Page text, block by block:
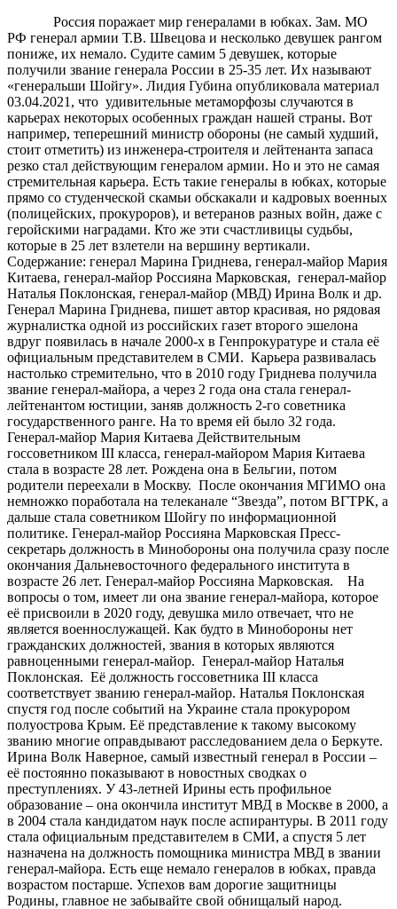
Россия поражает мир генералами в юбках. Зам. МО
РФ генерал армии Т.В. Швецова и несколько девушек рангом
пониже, их немало. Судите самим 5 девушек, которые
получили звание генерала России в 25-35 лет. Их называют
«генеральши Шойгу». Лидия Губина опубликовала материал
03.04.2021, что удивительные метаморфозы случаются в
карьерах некоторых особенных граждан нашей страны. Вот
например, теперешний министр обороны (не самый худший,
стоит отметить) из инженера-строителя и лейтенанта запаса
резко стал действующим генералом армии. Но и это не самая
стремительная карьера. Есть такие генералы в юбках, которые
прямо со студенческой скамьи обскакали и кадровых военных
(полицейских, прокуроров), и ветеранов разных войн, даже с
геройскими наградами. Кто же эти счастливицы судьбы,
которые в 25 лет взлетели на вершину вертикали.
Содержание: генерал Марина Гриднева, генерал-майор Мария
Китаева, генерал-майор Россияна Марковская, генерал-майор
Наталья Поклонская, генерал-майор (МВД) Ирина Волк и др.
Генерал Марина Гриднева, пишет автор красивая, но рядовая
журналистка одной из российских газет второго эшелона
вдруг появилась в начале 2000-х в Генпрокуратуре и стала её
официальным представителем в СМИ. Карьера развивалась
настолько стремительно, что в 2010 году Гриднева получила
звание генерал-майора, а через 2 года она стала генерал-
лейтенантом юстиции, заняв должность 2-го советника
государственного ранге. На то время ей было 32 года.
Генерал-майор Мария Китаева Действительным
госсоветником III класса, генерал-майором Мария Китаева
стала в возрасте 28 лет. Рождена она в Бельгии, потом
родители переехали в Москву. После окончания МГИМО она
немножко поработала на телеканале “Звезда”, потом ВГТРК, а
дальше стала советником Шойгу по информационной
политике. Генерал-майор Россияна Марковская Пресс-
секретарь должность в Минобороны она получила сразу после
окончания Дальневосточного федерального института в
возрасте 26 лет. Генерал-майор Россияна Марковская. На
вопросы о том, имеет ли она звание генерал-майора, которое
её присвоили в 2020 году, девушка мило отвечает, что не
является военнослужащей. Как будто в Минобороны нет
гражданских должностей, звания в которых являются
равноценными генерал-майор. Генерал-майор Наталья
Поклонская. Её должность госсоветника III класса
соответствует званию генерал-майор. Наталья Поклонская
спустя год после событий на Украине стала прокурором
полуострова Крым. Её представление к такому высокому
званию многие оправдывают расследованием дела о Беркуте.
Ирина Волк Наверное, самый известный генерал в России –
её постоянно показывают в новостных сводках о
преступлениях. У 43-летней Ирины есть профильное
образование – она окончила институт МВД в Москве в 2000, а
в 2004 стала кандидатом наук после аспирантуры. В 2011 году
стала официальным представителем в СМИ, а спустя 5 лет
назначена на должность помощника министра МВД в звании
генерал-майора. Есть еще немало генералов в юбках, правда
возрастом постарше. Успехов вам дорогие защитницы
Родины, главное не забывайте свой обнищалый народ.